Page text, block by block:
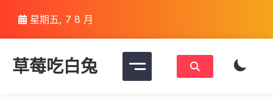
content
星期五, 7 8 月
草莓吃白兔